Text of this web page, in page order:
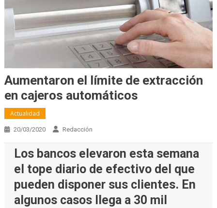
Aumentaron el límite de extracción
en cajeros automáticos
Actualidad
20/03/2020 Redacción
Los bancos elevaron esta semana
el tope diario de efectivo del que
pueden disponer sus clientes. En
algunos casos llega a 30 mil